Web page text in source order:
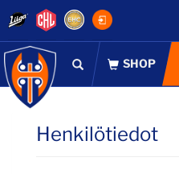
Henkilötiedot